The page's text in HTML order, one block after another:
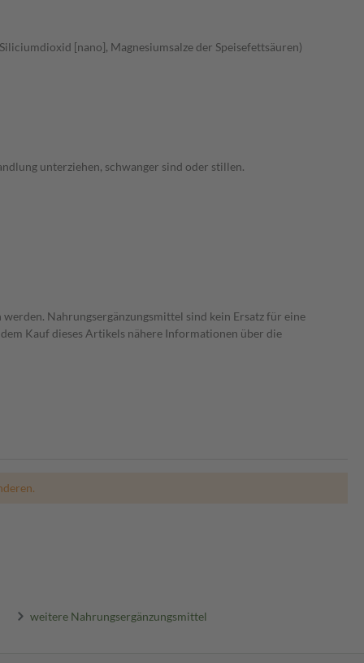
[nano], Magnesiumsalze der Speisefettsäuren)
unterziehen, schwanger sind oder stillen.
Nahrungsergänzungsmittel sind kein Ersatz für eine
Kauf dieses Artikels nähere Informationen über die
weitere Nahrungsergänzungsmittel